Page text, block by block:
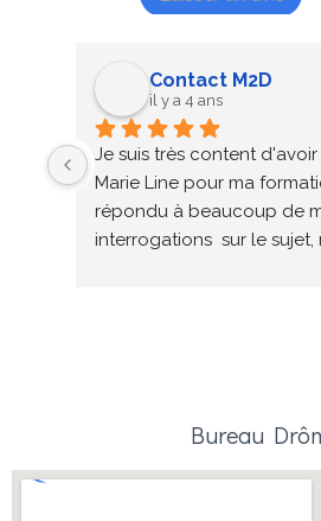
Contact M2D
il y a 4 ans
Je suis très content
Marie Line pour ma
répondu à beaucoup de
interrogations  sur le sujet,
Bureau